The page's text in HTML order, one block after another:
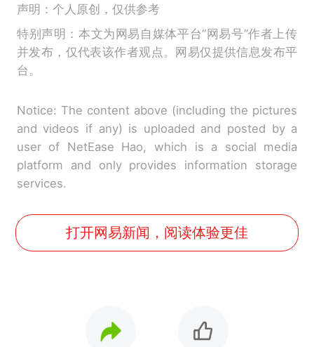
声明：个人原创，仅供参考
特别声明：本文为网易自媒体平台“网易号”作者上传
并发布，仅代表该作者观点。网易仅提供信息发布平
台。
Notice: The content above (including the pictures
and videos if any) is uploaded and posted by a
user of NetEase Hao, which is a social media
platform and only provides information storage
services.
打开网易新闻，阅读体验更佳